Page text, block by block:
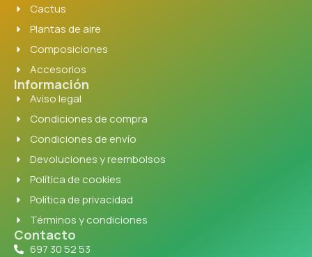
Cactus
Plantas de aire
Composiciones
Accesorios
Información
Aviso legal
Condiciones de compra
Condiciones de envío
Devoluciones y reembolsos
Política de cookies
Política de privacidad
Términos y condiciones
Contacto
697 30 52 53